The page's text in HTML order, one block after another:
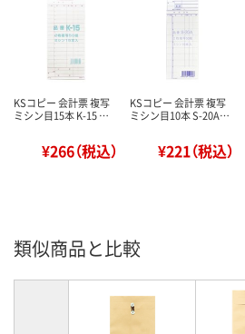
KSコピー 会計票 複写
ミシン目15本 K-15 …
¥266（税込）
KSコピー 会計票 複写
ミシン目10本 S-20A…
¥221（税込）
類似商品と比較